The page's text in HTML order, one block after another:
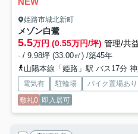
姫路市城北新町
メゾン白鷺
5.5万円 (0.55万円/坪) 管理/共
- / 9.98坪 (33.00㎡) /築45年
山陽本線「姫路」駅 バス17分
電気有 駐輪場 バイク置場あり
敷礼0 即入居可